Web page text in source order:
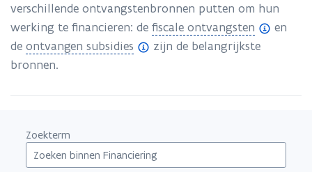
op:
Financiering
verschillende ontvangstenbronnen putten om hun
werking te financieren: de fiscale ontvangsten
(
o
e
f
en
de ontvangen subsidies
(
o
d
zijn de belangrijkste
bronnen.
Zoekterm